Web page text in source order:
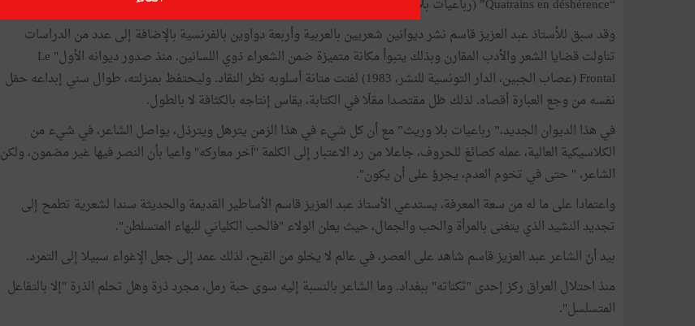
“Quatrains en déshérence” (رباعيات بلا وريث) ضمن منشورات
وقد سبق للأستاذ عبد العزيز قاسم نشر ديوانين شعريين بالعربية وأربعة دواوين بالفرنسية بالإضافة إلى عدد من الدراسات
تناولت قضايا الشعر والأدب المقارن وبذلك يتبوأ مكانة متميزة ضمن الشعراء ذوي اللسانين. منذ صدور ديوانه الأول" Le
Frontal (عصاب الجبين، الدار التونسية للنشر، 1983) لفتت متانة أسلوبه نظر النقاد. وليحتفظ بمنزلته، طوال سني إبداعه حمّل
نفسه من وجع العبارة أقصاه. لذلك ظل مقتصدا مقلّا في الكتابة، يقاس إنتاجه بالكثافة لا بالطول.
في هذا الديوان الجديد،” رباعيات بلا وريث” مع أن كل شيء في هذا الزمن يترهل ويترذل، يواصل الشاعر، في شيء من
الكلاسيكية العالية، عمله كصائغ للحروف، جاعلا من رد الاعتبار إلى الكلمة "آخر معاركه" واعيا بأن النصر فيها غير مضمون، ولكن
الشاعر، " حتى في تخوم العدم، يجرؤ على أن يكون".
واعتمادا على ما له من سعة المعرفة، يستدعي الأستاذ عبد العزيز قاسم الأساطير القديمة والحديثة سندا لشعرية تطمح إلى
تجديد النشيد الذي يتغنى بالمرأة والحب والجمال، حيث يعلن الولاء "فالحب الكلياني للبهاء المتسلطن".
بيد أنّ الشاعر عبد العزيز قاسم شاهد على العصر، في عالم لا يخلو من القبح، لذلك عمد إلى جعل الإغواء سبيلا إلى التمرد.
منذ احتلال العراق ركز إحدى "ثكناته" ببغداد. وما الشاعر بالنسبة إليه سوى حبة رمل، مجرد ذرة وهل تحلم الذرة "إلا بالتفاعل
المتسلسل".